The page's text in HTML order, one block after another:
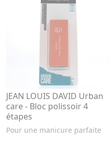
JEAN LOUIS DAVID Urban
care - Bloc polissoir 4
étapes
Pour une manicure parfaite